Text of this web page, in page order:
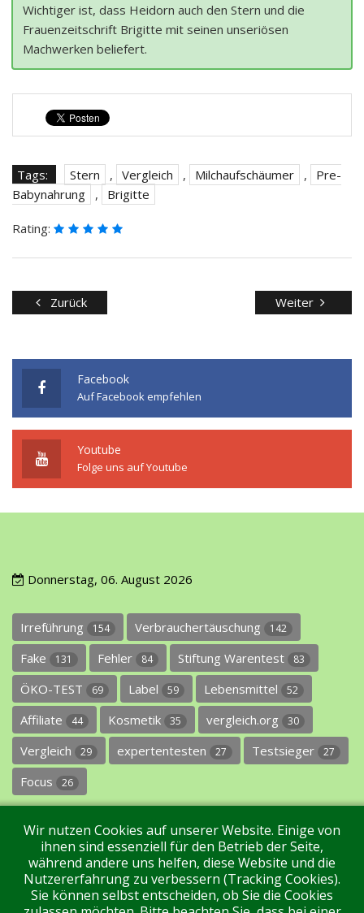
Wichtiger ist, dass Heidorn auch den Stern und die
Frauenzeitschrift Brigitte mit seinen unseriösen
Machwerken beliefert.
Tags: Stern , Vergleich , Milchaufschäumer ,
Pre-
Babynahrung
, Brigitte
Rating:
Zurück Weiter
Facebook
Auf Facebook empfehlen
Youtube
Folge uns auf Youtube
Donnerstag, 06. August 2026
Irreführung 154 Verbrauchertäuschung 142
Fake 131 Fehler 84 Stiftung Warentest 83
ÖKO-TEST 69 Label 59 Lebensmittel 52
Affiliate 44 Kosmetik 35 vergleich.org 30
Vergleich 29 expertentesten 27 Testsieger 27
Focus 26
Impressum Datenschutz Über uns Kontakt
Wir nutzen Cookies auf unserer Website. Einige von
ihnen sind essenziell für den Betrieb der Seite,
während andere uns helfen, diese Website und die
Nutzererfahrung zu verbessern (Tracking Cookies).
Sie können selbst entscheiden, ob Sie die Cookies